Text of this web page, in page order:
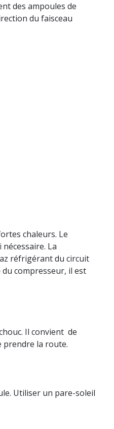
des ampoules de
du faisceau
chaleurs. Le
La
réfrigérant du circuit
compresseur, il est
Il convient de
prendre la route.
Utiliser un pare-soleil